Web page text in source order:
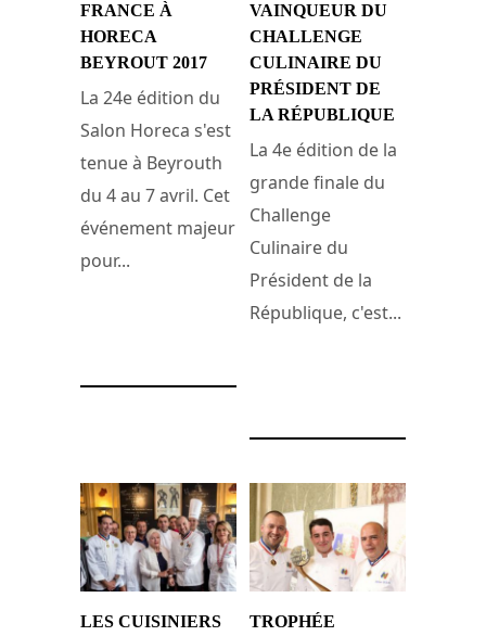
FRANCE À
HORECA
BEYROUT 2017
La 24e édition du
Salon Horeca s'est
tenue à Beyrouth
du 4 au 7 avril. Cet
événement majeur
pour...
VAINQUEUR DU
CHALLENGE
CULINAIRE DU
PRÉSIDENT DE
LA RÉPUBLIQUE
La 4e édition de la
grande finale du
Challenge
Culinaire du
Président de la
République, c'est...
LES CUISINIERS
TROPHÉE